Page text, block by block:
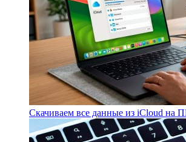
Скачиваем все данные из iCloud на